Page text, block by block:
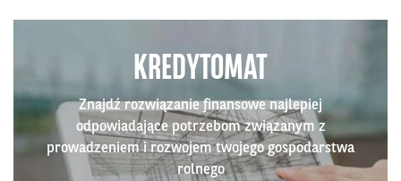
KREDYTOMAT
Znajdź rozwiązanie finansowe najlepiej
odpowiadające potrzebom związanym z
prowadzeniem i rozwojem twojego gospodarstwa
rolnego